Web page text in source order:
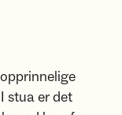
stua er det